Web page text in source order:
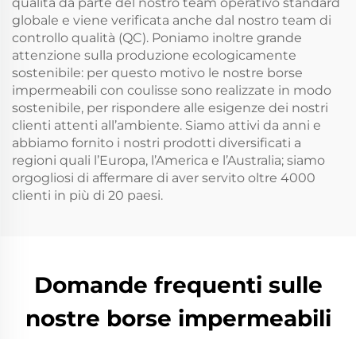
globale e viene verificata anche dal nostro team di
controllo qualità (QC). Poniamo inoltre grande
attenzione sulla produzione ecologicamente
sostenibile: per questo motivo le nostre borse
impermeabili con coulisse sono realizzate in modo
sostenibile, per rispondere alle esigenze dei nostri
clienti attenti all’ambiente. Siamo attivi da anni e
abbiamo fornito i nostri prodotti diversificati a
regioni quali l’Europa, l’America e l’Australia; siamo
orgogliosi di affermare di aver servito oltre 4000
clienti in più di 20 paesi.
Domande frequenti sulle
nostre borse impermeabili